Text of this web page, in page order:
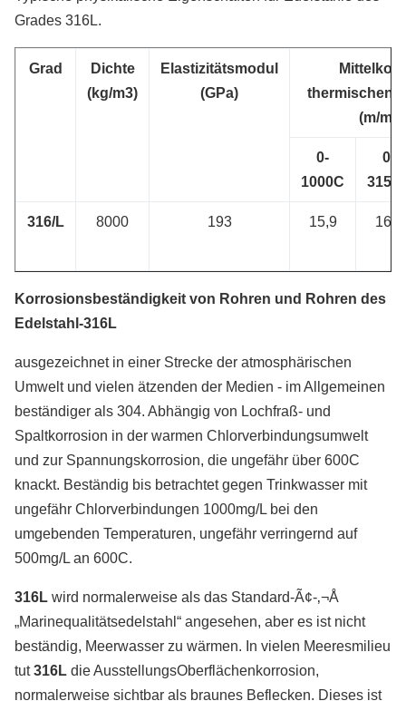
Grades 316L.
Grad
Dichte
(kg/m3)
Elastizitätsmodul
(GPa)
thermischen
(m/m/
0-
1000C
0-
316/L 8000 193 15,9 16,2
Korrosionsbeständigkeit von Rohren und Rohren des
Edelstahl-316L
ausgezeichnet in einer Strecke der atmosphärischen
Umwelt und vielen ätzenden der Medien - im Allgemeinen
beständiger als 304. Abhängig von Lochfraß- und
Spaltkorrosion in der warmen Chlorverbindungsumwelt
und zur Spannungskorrosion, die ungefähr über 600C
knackt. Beständig bis betrachtet gegen Trinkwasser mit
ungefähr Chlorverbindungen 1000mg/L bei den
umgebenden Temperaturen, ungefähr verringernd auf
500mg/L an 600C.
316L wird normalerweise als das Standard-Ã¢-‚¬Å
„Marinequalitätsedelstahl“ angesehen, aber es ist nicht
beständig, Meerwasser zu wärmen. In vielen Meeresmilieu
tut316L die AusstellungsOberflächenkorrosion,
normalerweise sichtbar als braunes Beflecken. Dieses ist